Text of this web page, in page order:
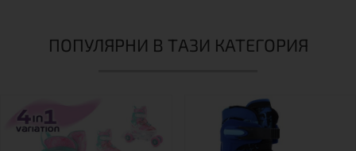
ПОПУЛЯРНИ В ТАЗИ КАТЕГОРИЯ